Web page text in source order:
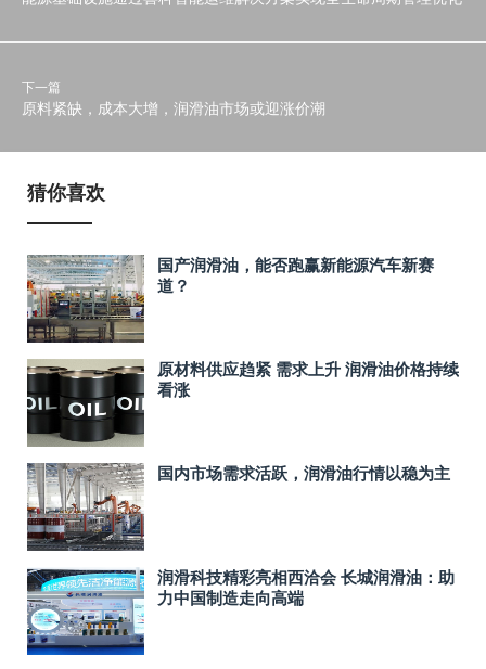
下一篇
原料紧缺，成本大增，润滑油市场或迎涨价潮
猜你喜欢
国产润滑油，能否跑赢新能源汽车新赛
道？
原材料供应趋紧 需求上升 润滑油价格持续
看涨
国内市场需求活跃，润滑油行情以稳为主
润滑科技精彩亮相西洽会 长城润滑油：助
力中国制造走向高端